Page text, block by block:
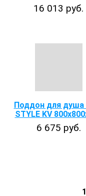
16 013 руб.
Поддон для душа
STYLE KV
6 675 руб.
1